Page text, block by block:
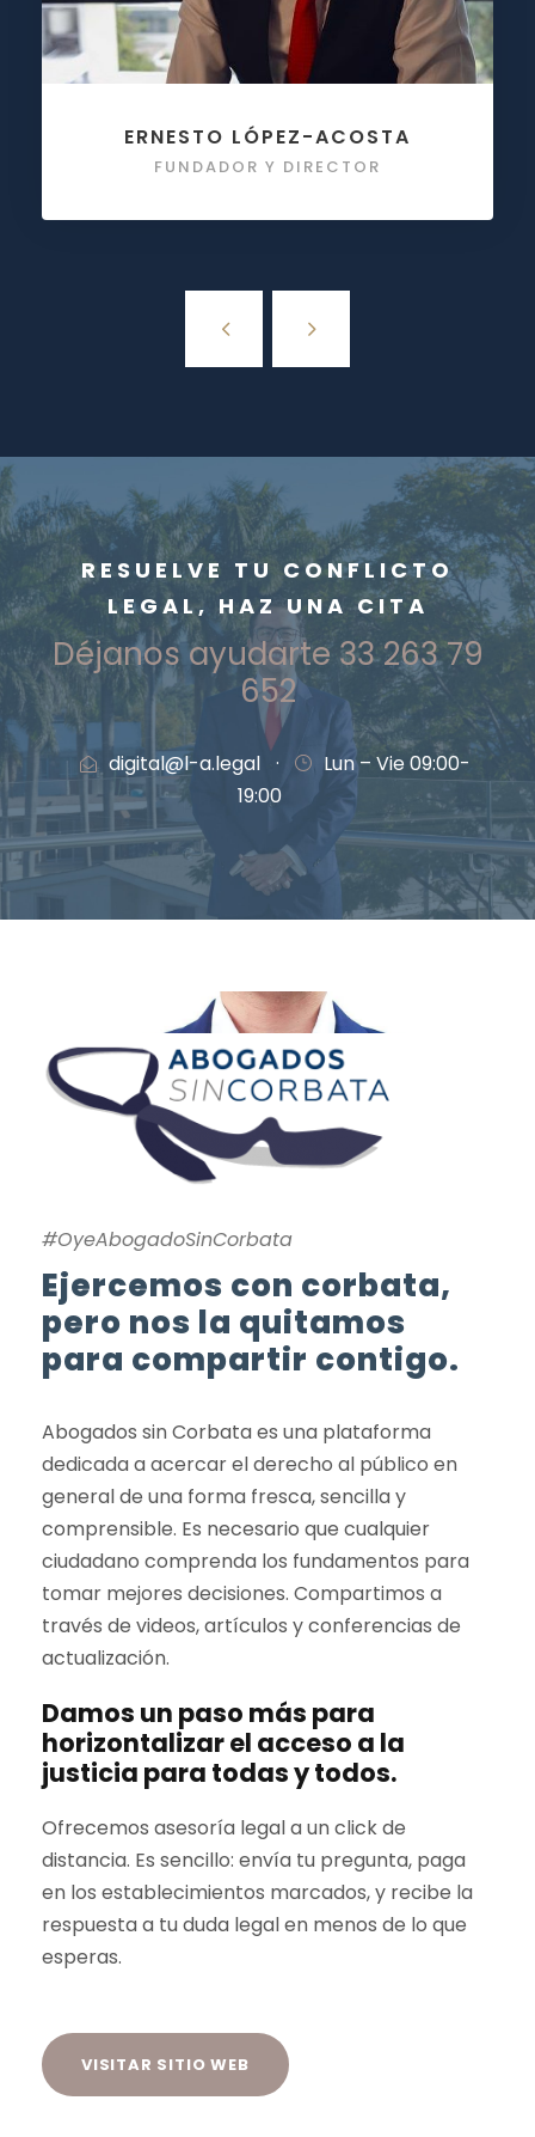
ERNESTO LÓPEZ-ACOSTA
FUNDADOR Y DIRECTOR
RESUELVE TU CONFLICTO
LEGAL, HAZ UNA CITA
Déjanos ayudarte33 263 79
652
digital@l-a.legal ·
Lun – Vie 09:00-
19:00
#OyeAbogadoSinCorbata
Ejercemos con corbata,
pero nos la quitamos
para compartir contigo.
Abogados sin Corbata es una plataforma
dedicada a acercar el derecho al público en
general de una forma fresca, sencilla y
comprensible. Es necesario que cualquier
ciudadano comprenda los fundamentos para
tomar mejores decisiones. Compartimos a
través de videos, artículos y conferencias de
actualización.
Damos un paso más para
horizontalizar el acceso a la
justicia para todas y todos.
Ofrecemos asesoría legal a un click de
distancia. Es sencillo: envía tu pregunta, paga
en los establecimientos marcados, y recibe la
respuesta a tu duda legal en menos de lo que
esperas.
VISITAR SITIO WEB